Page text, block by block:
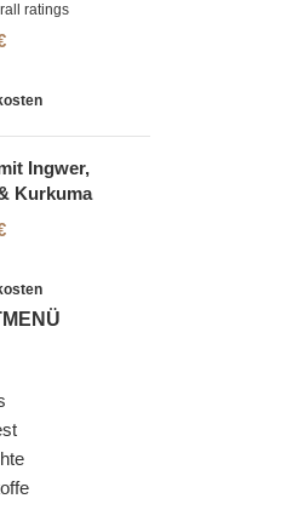
ratings
Ingwer,
Kurkuma